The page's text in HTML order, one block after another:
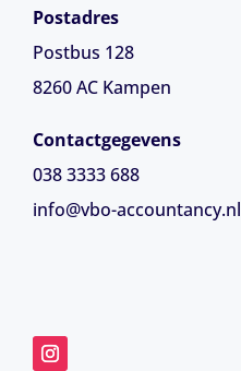
Postadres
Postbus 128
8260 AC Kampen
Contactgegevens
038 3333 688
info@vbo-accountancy.nl